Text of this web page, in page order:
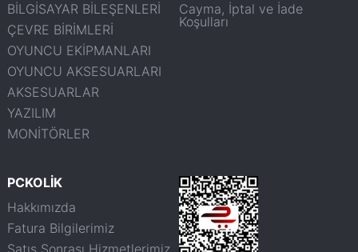
BİLGİSAYAR BİLEŞENLERİ
ÇEVRE BİRİMLERİ
OYUNCU EKİPMANLARI
OYUNCU AKSESUARLARI
AKSESUARLAR
YAZILIM
MONİTÖRLER
Cayma, İptal ve İade
Koşulları
PCKOLİK
Hakkımızda
Fatura Bilgilerimiz